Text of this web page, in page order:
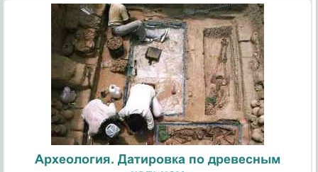
Археология. Датировка по древесным